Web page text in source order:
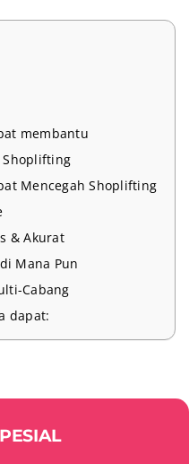
membantu
Shoplifting
Mencegah Shoplifting
& Akurat
Mana Pun
Cabang
dapat: